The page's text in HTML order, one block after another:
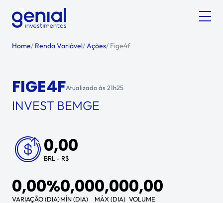
Home/ Renda Variável/Ações/ Fige4f
FIGE4FAtualizado às 21h25
INVEST BEMGE
0,00
BRL - R$
0,00%
VARIAÇÃO (DIA)
0,00
MÍN (DIA)
0,00
MÁX (DIA)
0,00
VOLUME